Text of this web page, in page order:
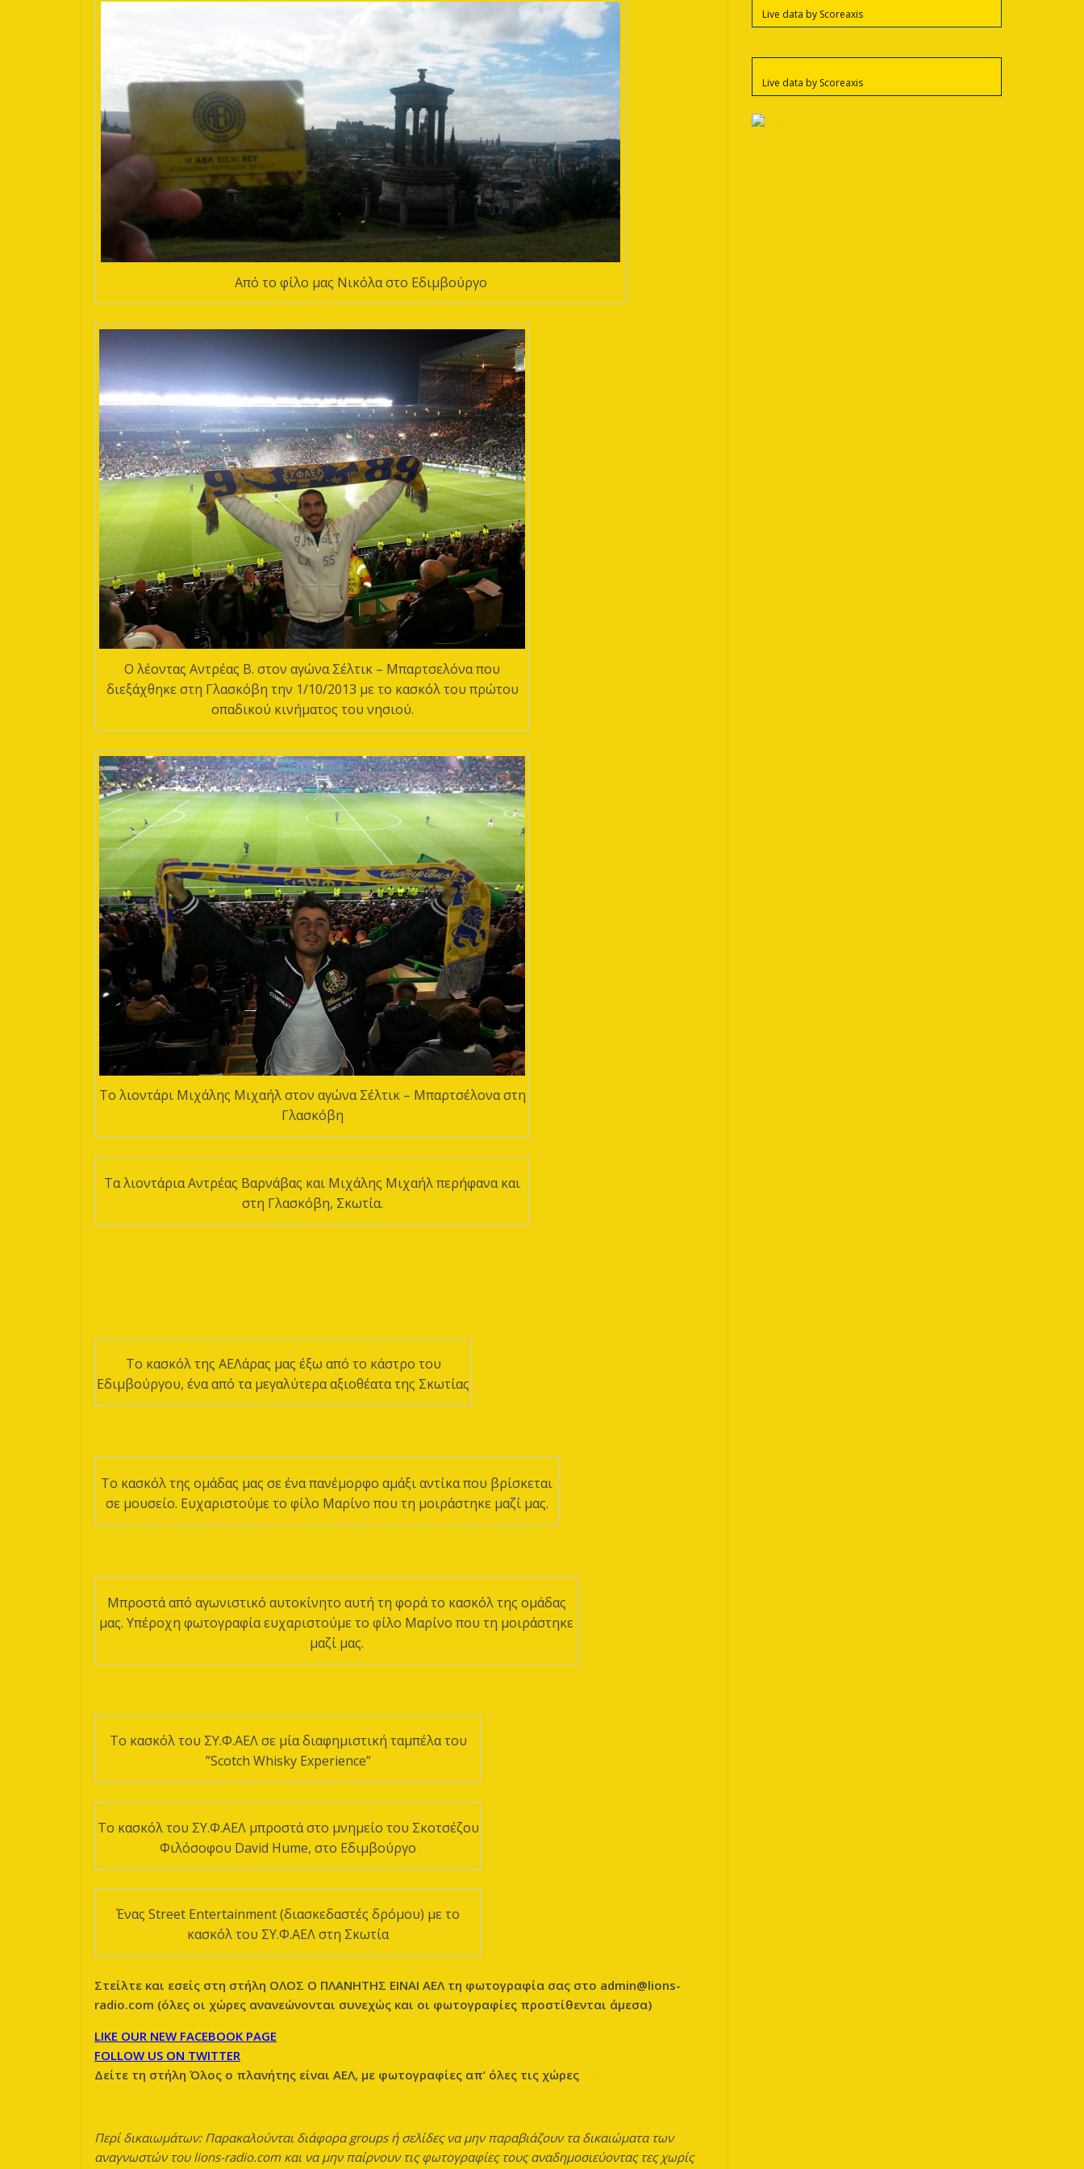
Aπό το φίλο μας Νικόλα στο Εδιμβούργο
Ο λέοντας Αντρέας Β. στον αγώνα Σέλτικ – Μπαρτσελόνα που
διεξάχθηκε στη Γλασκόβη την 1/10/2013 με το κασκόλ του πρώτου
οπαδικού κινήματος του νησιού.
Το λιοντάρι Μιχάλης Μιχαήλ στον αγώνα Σέλτικ – Μπαρτσέλονα στη
Γλασκόβη
Tα λιοντάρια Αντρέας Βαρνάβας και Μιχάλης Μιχαήλ περήφανα και
στη Γλασκόβη, Σκωτία.
Το κασκόλ της ΑΕΛάρας μας έξω από το κάστρο του
Εδιμβούργου, ένα από τα μεγαλύτερα αξιοθέατα της Σκωτίας
To κασκόλ της ομάδας μας σε ένα πανέμορφο αμάξι αντίκα που βρίσκεται
σε μουσείο. Ευχαριστούμε το φίλο Μαρίνο που τη μοιράστηκε μαζί μας.
Μπροστά από αγωνιστικό αυτοκίνητο αυτή τη φορά το κασκόλ της ομάδας
μας. Υπέροχη φωτογραφία ευχαριστούμε το φίλο Μαρίνο που τη μοιράστηκε
μαζί μας.
Το κασκόλ του ΣΥ.Φ.ΑΕΛ σε μία διαφημιστική ταμπέλα του
”Scotch Whisky Experience”
To κασκόλ του ΣΥ.Φ.ΑΕΛ μπροστά στο μνημείο του Σκοτσέζου
Φιλόσοφου David Hume, στο Εδιμβούργο
Ένας Street Entertainment (διασκεδαστές δρόμου) με το
κασκόλ του ΣΥ.Φ.ΑΕΛ στη Σκωτία
Στείλτε και εσείς στη στήλη ΟΛΟΣ Ο ΠΛΑΝΗΤΗΣ ΕΙΝΑΙ ΑΕΛ τη φωτογραφία σας στο admin@lions-
radio.com (όλες οι χώρες ανανεώνονται συνεχώς και οι φωτογραφίες προστίθενται άμεσα)
LIKE OUR NEW FACEBOOK PAGE
FOLLOW US ON TWITTER
Δείτε τη στήλη Όλος ο πλανήτης είναι ΑΕΛ, με φωτογραφίες απ’ όλες τις χώρες
Περί δικαιωμάτων: Παρακαλούνται διάφορα groups ή σελίδες να μην παραβιάζουν τα δικαιώματα των
αναγνωστών του lions-radio.com και να μην παίρνουν τις φωτογραφίες τους αναδημοσιεύοντας τες χωρίς
Live data by Scoreaxis
Live data by Scoreaxis